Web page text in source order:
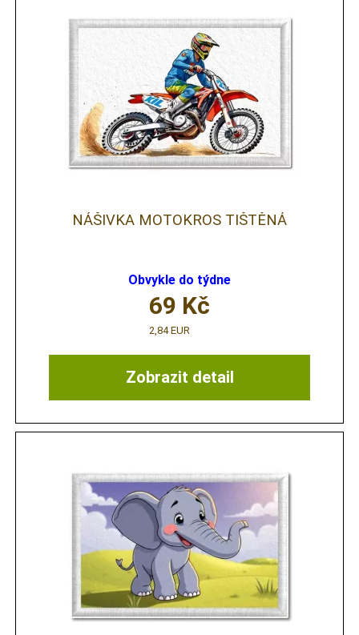
NÁŠIVKA MOTOKROS TIŠTĚNÁ
Obvykle do týdne
Zobrazit detail
69 Kč
2,84 EUR